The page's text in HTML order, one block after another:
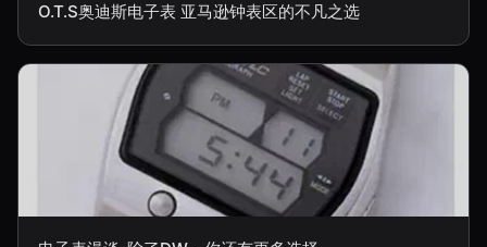
O.T.S奥迪斯电子表 亚马逊钟表区的不凡之选